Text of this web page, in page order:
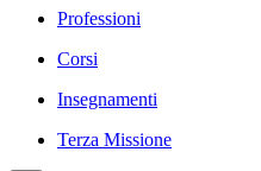
Professioni
Corsi
Insegnamenti
Terza Missione